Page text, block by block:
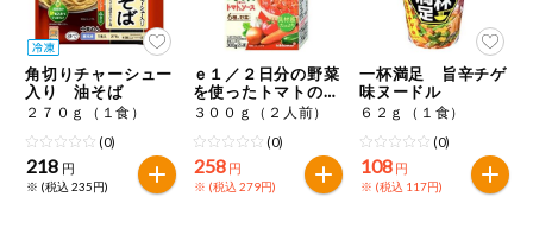
角切りチャーシュー
入り 油そば
２７０ｇ（１食）
(0)
218 円
※ (税込 235円)
ｅ１／２日分の野菜
を使ったトマトのソ
ース
３００ｇ（２人前）
(0)
258 円
※ (税込 279円)
一杯満足 旨辛チゲ
味ヌードル
６２ｇ（１食）
(0)
108 円
※ (税込 117円)